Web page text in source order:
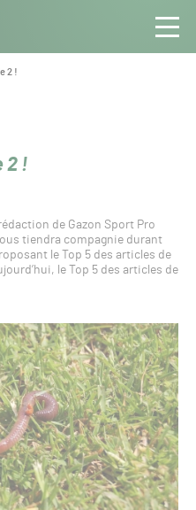
2 !
2 !
de Gazon Sport Pro
tiendra compagnie durant
le Top 5 des articles de
le Top 5 des articles de